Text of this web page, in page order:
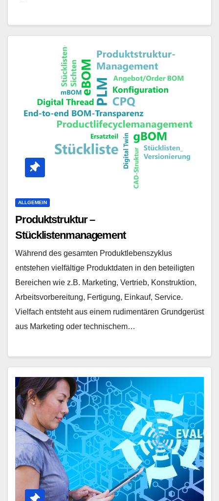
ALLGEMEIN
Produktstruktur –
Stücklistenmanagement
Während des gesamten Produktlebenszyklus
entstehen vielfältige Produktdaten in den beteiligten
Bereichen wie z.B. Marketing, Vertrieb, Konstruktion,
Arbeitsvorbereitung, Fertigung, Einkauf, Service.
Vielfach entsteht aus einem rudimentären Grundgerüst
aus Marketing oder technischem…